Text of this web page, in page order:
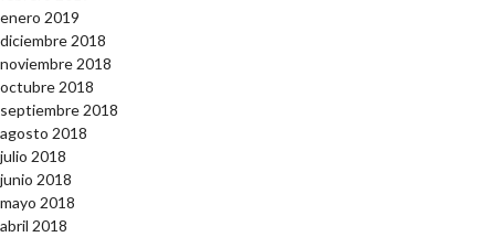
enero 2019
diciembre 2018
noviembre 2018
octubre 2018
septiembre 2018
agosto 2018
julio 2018
junio 2018
mayo 2018
abril 2018